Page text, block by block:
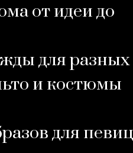
от идеи до
для разных
и костюмы
для